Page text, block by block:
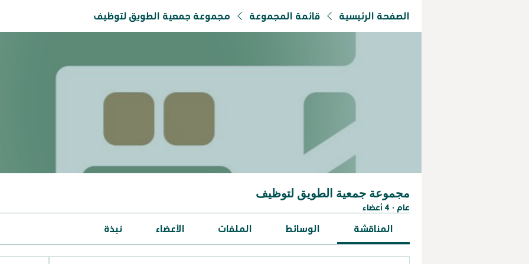
الصفحة الرئيسية قائمة المجموعة مجموعة جمعية الطويق لتوظيف
مجموعة جمعية الطويق لتوظيف
عام · 4 أعضاء
المناقشة الوسائط الملفات الأعضاء نبذة